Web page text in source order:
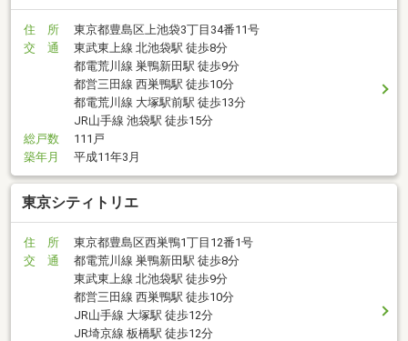
住 所
東京都豊島区上池袋3丁目34番11号
交 通
東武東上線 北池袋駅 徒歩8分
都電荒川線 巣鴨新田駅 徒歩9分
都営三田線 西巣鴨駅 徒歩10分
都電荒川線 大塚駅前駅 徒歩13分
JR山手線 池袋駅 徒歩15分
総戸数
111戸
築年月
平成11年3月
東京シティトリエ
住 所
東京都豊島区西巣鴨1丁目12番1号
交 通
都電荒川線 巣鴨新田駅 徒歩8分
東武東上線 北池袋駅 徒歩9分
都営三田線 西巣鴨駅 徒歩10分
JR山手線 大塚駅 徒歩12分
JR埼京線 板橋駅 徒歩12分